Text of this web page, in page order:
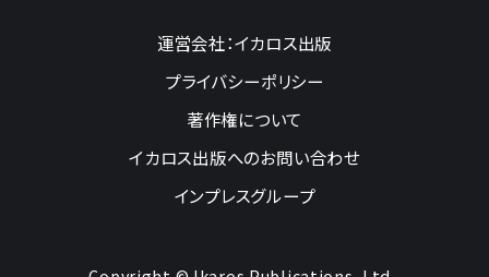
運営会社：イカロス出版
プライバシーポリシー
著作権について
イカロス出版へのお問い合わせ
インプレスグループ